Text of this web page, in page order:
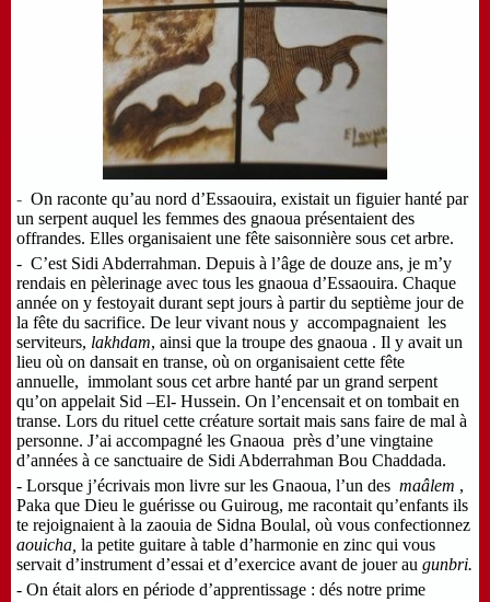
- On raconte qu’au nord d’Essaouira, existait un figuier hanté par
un serpent auquel les femmes des gnaoua présentaient des
offrandes. Elles organisaient une fête saisonnière sous cet arbre.
- C’est Sidi Abderrahman. Depuis à l’âge de douze ans, je m’y
rendais en pèlerinage avec tous les gnaoua d’Essaouira. Chaque
année on y festoyait durant sept jours à partir du septième jour de
la fête du sacrifice. De leur vivant nous y accompagnaient les
serviteurs, lakhdam, ainsi que la troupe des gnaoua . Il y avait un
lieu où on dansait en transe, où on organisaient cette fête
annuelle, immolant sous cet arbre hanté par un grand serpent
qu’on appelait Sid –El- Hussein. On l’encensait et on tombait en
transe. Lors du rituel cette créature sortait mais sans faire de mal à
personne. J’ai accompagné les Gnaoua près d’une vingtaine
d’années à ce sanctuaire de Sidi Abderrahman Bou Chaddada.
- Lorsque j’écrivais mon livre sur les Gnaoua, l’un des maâlem ,
Paka que Dieu le guérisse ou Guiroug, me racontait qu’enfants ils
te rejoignaient à la zaouia de Sidna Boulal, où vous confectionnez
aouicha, la petite guitare à table d’harmonie en zinc qui vous
servait d’instrument d’essai et d’exercice avant de jouer au gunbri.
- On était alors en période d’apprentissage : dés notre prime